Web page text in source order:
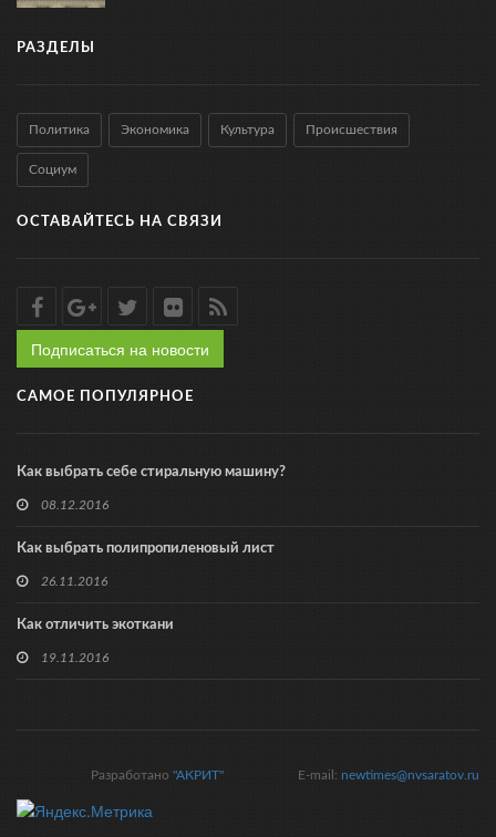
РАЗДЕЛЫ
Политика Экономика Культура Происшествия
Социум
ОСТАВАЙТЕСЬ НА СВЯЗИ
Подписаться на новости
САМОЕ ПОПУЛЯРНОЕ
Как выбрать себе стиральную машину?
08.12.2016
Как выбрать полипропиленовый лист
26.11.2016
Как отличить экоткани
19.11.2016
E-mail: newtimes@nvsaratov.ru
Разработано "АКРИТ"